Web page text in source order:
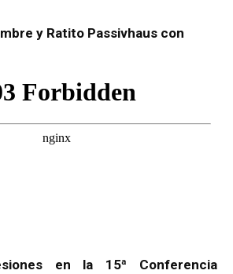
y Ratito Passivhaus con
en la 15ª Conferencia